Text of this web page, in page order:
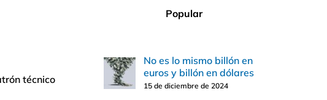
técnico
Popular
No es lo mismo billón en
euros y billón en dólares
15 de diciembre de 2024